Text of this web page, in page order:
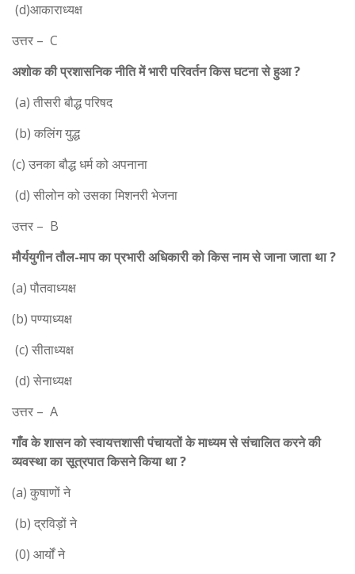
(d)आकाराध्यक्ष
उत्तर – C
अशोक की प्रशासनिक नीति में भारी परिवर्तन किस घटना से हुआ ?
(a) तीसरी बौद्ध परिषद
(b) कलिंग युद्ध
(c) उनका बौद्ध धर्म को अपनाना
(d) सीलोन को उसका मिशनरी भेजना
उत्तर – B
मौर्ययुगीन तौल-माप का प्रभारी अधिकारी को किस नाम से जाना जाता था ?
(a) पौतवाध्यक्ष
(b) पण्याध्यक्ष
(c) सीताध्यक्ष
(d) सेनाध्यक्ष
उत्तर – A
गाँव के शासन को स्वायत्तशासी पंचायतों के माध्यम से संचालित करने की
व्यवस्था का सूत्रपात किसने किया था ?
(a) कुषाणों ने
(b) द्रविड़ों ने
(0) आर्यों ने